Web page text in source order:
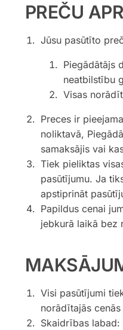
PREČU
Jūsu pasūtīto
Piegādātājs
neatbilstību
Visas
Preces ir
noliktavā,
samaksājis vai
Tiek pieliktas
pasūtījumu. Ja
apstiprināt
Papildus cenai
jebkurā laikā bez
Visi pasūtījumi
norādītajās
Skaidrības labad: